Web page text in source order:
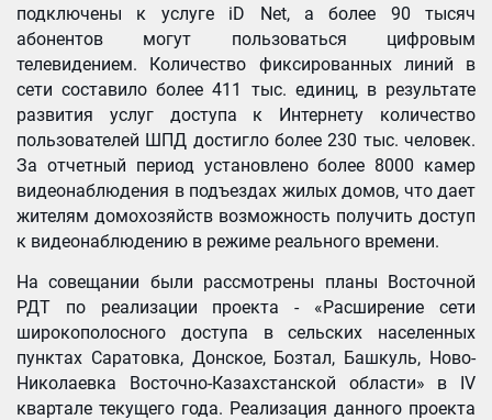
подключены к услуге iD Net, а более 90 тысяч
абонентов могут пользоваться цифровым
телевидением. Количество фиксированных линий в
сети составило более 411 тыс. единиц, в результате
развития услуг доступа к Интернету количество
пользователей ШПД достигло более 230 тыс. человек.
За отчетный период установлено более 8000 камер
видеонаблюдения в подъездах жилых домов, что дает
жителям домохозяйств возможность получить доступ
к видеонаблюдению в режиме реального времени.
На совещании были рассмотрены планы Восточной
РДТ по реализации проекта - «Раcширение сети
широкополосного доступа в сельских населенных
пунктах Саратовка, Донское, Бозтал, Башкуль, Ново-
Николаевка Восточно-Казахстанской области» в IV
квартале текущего года. Реализация данного проекта